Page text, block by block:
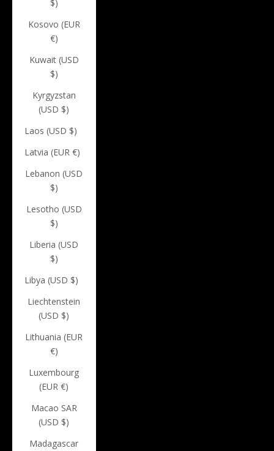
$)
Kosovo (EUR
€)
Kuwait (USD
$)
Kyrgyzstan
(USD $)
Laos (USD $)
Latvia (EUR €)
Lebanon (USD
$)
Lesotho (USD
$)
Liberia (USD
$)
Libya (USD $)
Liechtenstein
(USD $)
Lithuania (EUR
€)
Luxembourg
(EUR €)
Macao SAR
(USD $)
Madagascar